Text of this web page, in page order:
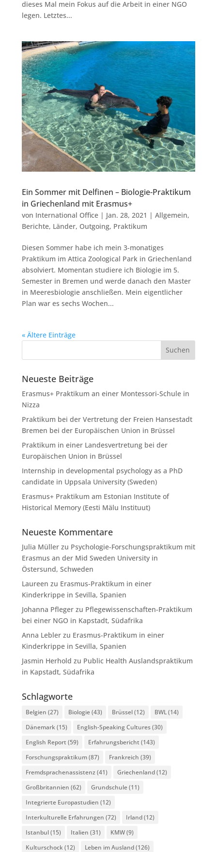
dieses Mal mein Fokus auf die Arbeit in einer NGO
legen. Letztes...
Ein Sommer mit Delfinen – Biologie-Praktikum
in Griechenland mit Erasmus+
von International Office| Jan. 28, 2021 | Allgemein,
Berichte, Länder, Outgoing, Praktikum
Diesen Sommer habe ich mein 3-monatiges
Praktikum im Attica Zoological Park in Griechenland
absolviert. Momentan studiere ich Biologie im 5.
Semester in Bremen und werde danach den Master
in Meeresbiologie anschließen. Mein eigentlicher
Plan war es sechs Wochen...
« Ältere Einträge
Neueste Beiträge
Erasmus+ Praktikum an einer Montessori-Schule in
Nizza
Praktikum bei der Vertretung der Freien Hansestadt
Bremen bei der Europäischen Union in Brüssel
Praktikum in einer Landesvertretung bei der
Europäischen Union in Brüssel
Internship in developmental psychology as a PhD
candidate in Uppsala University (Sweden)
Erasmus+ Praktikum am Estonian Institute of
Historical Memory (Eesti Mälu Instituut)
Neueste Kommentare
Julia Müllerzu Psychologie-Forschungspraktikum mit
Erasmus an der Mid Sweden University in
Östersund, Schweden
Laureen zu Erasmus-Praktikum in einer
Kinderkrippe in Sevilla, Spanien
Johanna Pflegerzu Pflegewissenschaften-Praktikum
bei einer NGO in Kapstadt, Südafrika
Anna Leblerzu Erasmus-Praktikum in einer
Kinderkrippe in Sevilla, Spanien
Jasmin Herhold zu Public Health Auslandspraktikum
in Kapstadt, Südafrika
Schlagworte
Belgien (27) Biologie(43) Brüssel(12) BWL(14)
Dänemark (15) English-Speaking Cultures(30)
English Report (59) Erfahrungsbericht (143)
Forschungspraktikum(87) Frankreich (39)
Fremdsprachenassistenz(41) Griechenland(12)
Großbritannien (62) Grundschule(11)
Integrierte Europastudien (12)
Interkulturelle Erfahrungen (72) Irland(12)
Istanbul(15) Italien (31) KMW(9)
Kulturschock (12) Leben im Ausland(126)